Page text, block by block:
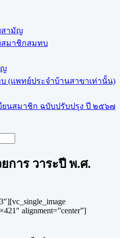
สามัญ
สมาชิกสมทบ
ญ
(แพทย์ประจำบ้านสาขาเท่านั้น)
ยนสมาชิก ฉบับปรับปรุง ปี ๒๕๖๗
การ วาระปี พ.ศ.
alignment=”center”]